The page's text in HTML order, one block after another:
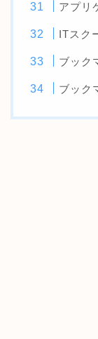
アプリ
ITスク
ブック
ブック